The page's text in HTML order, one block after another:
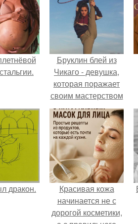
Бруклин блей из
Чикаго - девушка,
которая поражает
своим мастерством
крутить обруч.
дракон.
Красивая кожа
начинается не с
дорогой косметики,